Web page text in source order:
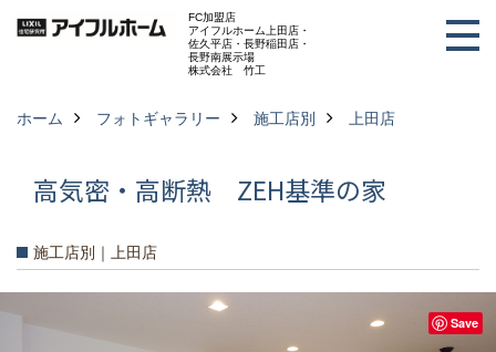
FC加盟店
アイフルホーム上田店・
佐久平店・長野稲田店・
長野南展示場
株式会社 竹工
ホーム フォトギャラリー 施工店別 上田店
高気密・高断熱 ZEH基準の家
施工店別｜上田店
Save